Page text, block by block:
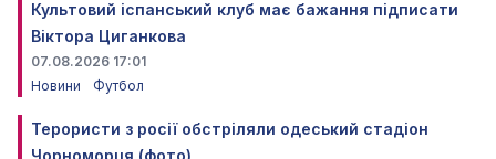
Культовий іспанський клуб має бажання підписати
Віктора Циганкова
07.08.2026 17:01
Новини
Футбол
Терористи з росії обстріляли одеський стадіон
Чорноморця (фото)